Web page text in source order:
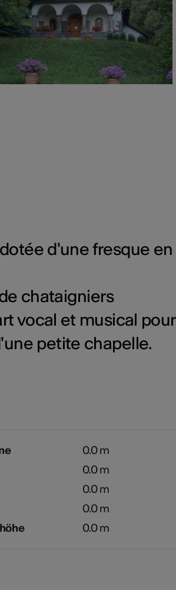
d'une fresque en
chataigniers
vocal et musical pour
petite chapelle.
0.0 m
0.0 m
0.0 m
0.0 m
0.0 m